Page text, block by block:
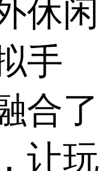
休闲
手
合了
让玩